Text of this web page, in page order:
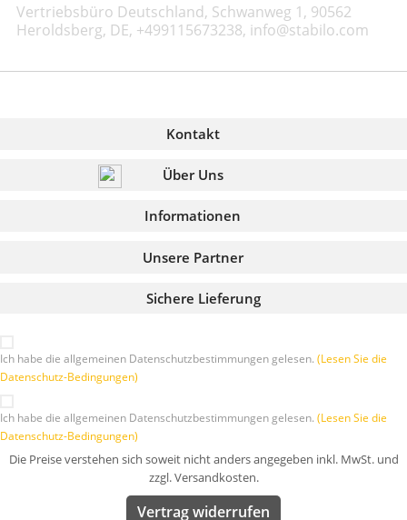
Vertriebsbüro Deutschland, Schwanweg 1, 90562
Heroldsberg, DE, +499115673238, info@stabilo.com
Kontakt
Über Uns
Informationen
Sichere Lieferung
Unsere Partner
Ich habe die allgemeinen Datenschutzbestimmungen gelesen. (Lesen Sie die
Datenschutz-Bedingungen)
Ich habe die allgemeinen Datenschutzbestimmungen gelesen. (Lesen Sie die
Datenschutz-Bedingungen)
Die Preise verstehen sich soweit nicht anders angegeben inkl. MwSt. und
zzgl. Versandkosten.
Vertrag widerrufen